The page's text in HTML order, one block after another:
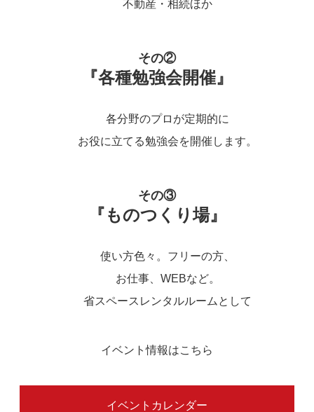
不動産・相続ほか
その②
『各種勉強会開催』
各分野のプロが定期的に
お役に立てる勉強会を開催します。
その③
『ものつくり場』
使い方色々。フリーの方、
お仕事、WEBなど。
省スペースレンタルルームとして
イベント情報はこちら
イベントカレンダー